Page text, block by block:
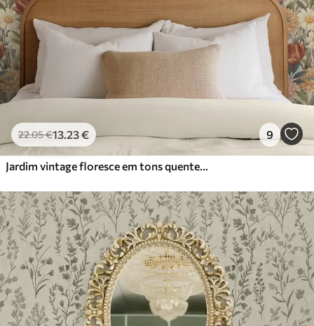
22.05€13.23€ 9
Jardim vintage floresce em tons quentes de terracota e pêssego